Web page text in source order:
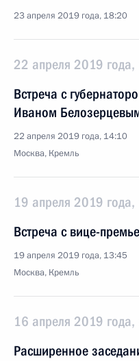
23 апреля 2019 года, 18:20
22 апреля 2019 года,
Встреча с
Иваном
22 апреля 2019 года, 14:10
Москва, Кремль
19 апреля 2019 года,
Встреча с вице-
19 апреля 2019 года, 13:45
Москва, Кремль
16 апреля 2019 года,
Расширенное